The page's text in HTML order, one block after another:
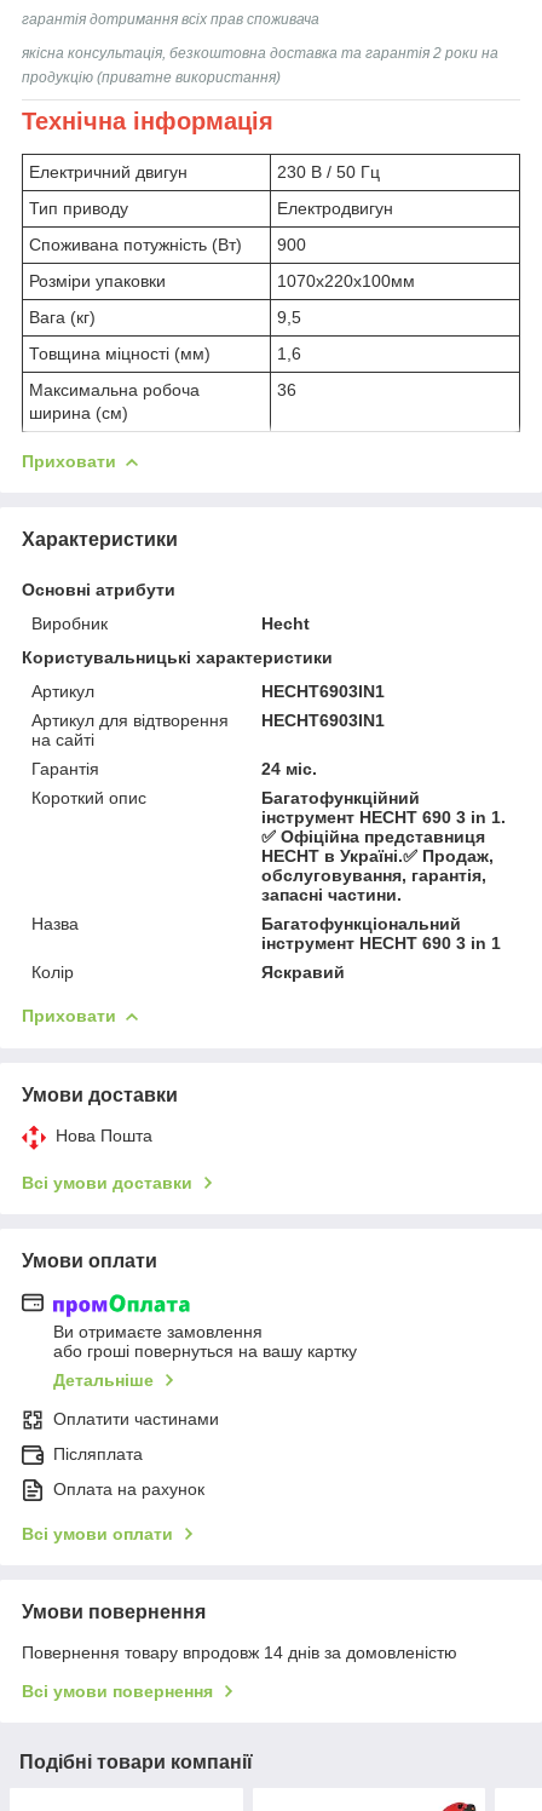
гарантія дотримання всіх прав споживача
якісна консультація, безкоштовна доставка та гарантія 2 роки на
продукцію (приватне використання)
Технічна інформація
Електричний двигун
230 В / 50 Гц
Тип приводу
Електродвигун
Споживана потужність (Вт)
900
Розміри упаковки
1070х220х100мм
Вага (кг)
9,5
Товщина міцності (мм)
1,6
Максимальна робоча
ширина (см)
36
Приховати
Характеристики
Основні атрибути
Виробник
Hecht
Користувальницькі характеристики
Артикул
HECHT6903IN1
Артикул для відтворення
на сайті
HECHT6903IN1
Гарантія
24 міс.
Короткий опис
Багатофункційний
інструмент HECHT 690 3 in 1.
✅ Офіційна представниця
HECHT в Україні.✅ Продаж,
обслуговування, гарантія,
запасні частини.
Назва
Багатофункціональний
інструмент HECHT 690 3 in 1
Колір
Яскравий
Приховати
Умови доставки
Нова Пошта
Всі умови доставки
Умови оплати
Ви отримаєте замовлення
або гроші повернуться на вашу картку
Детальніше
Оплатити частинами
Післяплата
Оплата на рахунок
Всі умови оплати
Умови повернення
Повернення товару впродовж 14 днів за домовленістю
Всі умови повернення
Подібні товари компанії